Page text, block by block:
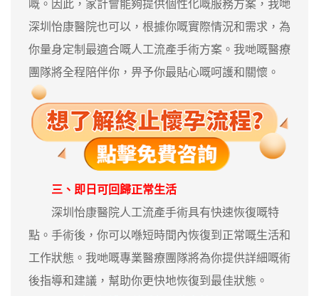
嘅。因此，家計會能夠提供個性化嘅服務方案，我哋
深圳怡康醫院也可以，根據你嘅實際情況和需求，為
你量身定制最適合嘅人工流產手術方案。我哋嘅醫療
團隊將全程陪伴你，畀予你最貼心嘅呵護和關懷。
三、即日可回歸正常生活
深圳怡康醫院人工流產手術具有快速恢復嘅特
點。手術後，你可以喺短時間內恢復到正常嘅生活和
工作狀態。我哋嘅專業醫療團隊將為你提供詳細嘅術
後指導和建議，幫助你更快地恢復到最佳狀態。